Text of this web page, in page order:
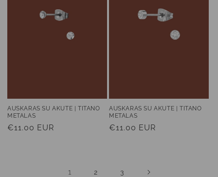
AUSKARAS SU AKUTE | TITANO
METALAS
Įprasta
€11.00 EUR
AUSKARAS SU AKUTE | TITANO
METALAS
Įprasta
€11.00 EUR
1 2 3